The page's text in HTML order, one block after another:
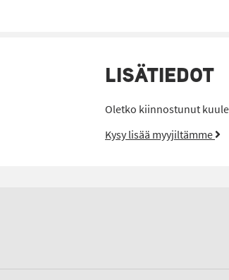
LISÄTIEDOT
Oletko kiinnostunut
Kysy lisää myyjiltämme